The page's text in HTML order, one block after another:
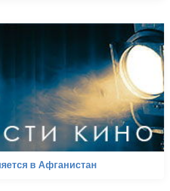
в Афганистан